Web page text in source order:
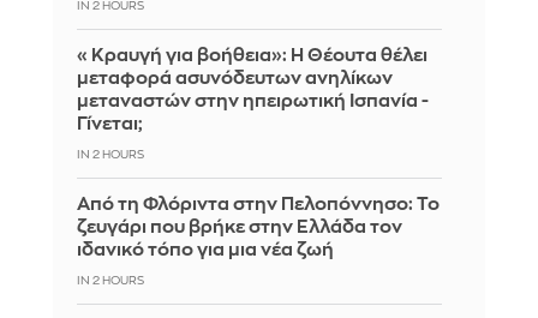
IN 2 HOURS
«Κραυγή για βοήθεια»: Η Θέουτα θέλει
μεταφορά ασυνόδευτων ανηλίκων
μεταναστών στην ηπειρωτική Ισπανία -
Γίνεται;
IN 2 HOURS
Από τη Φλόριντα στην Πελοπόννησο: Το
ζευγάρι που βρήκε στην Ελλάδα τον
ιδανικό τόπο για μια νέα ζωή
IN 2 HOURS